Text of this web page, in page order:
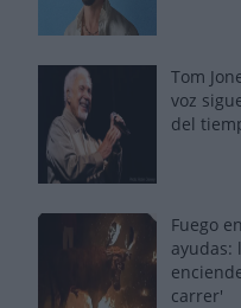
Tom
voz
del
Fuego
carrer'